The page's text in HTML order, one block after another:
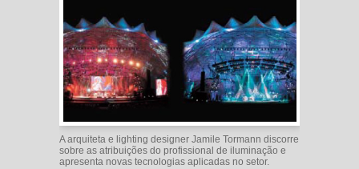
A arquiteta e lighting designer Jamile Tormann discorre
sobre as atribuições do profissional de iluminação e
apresenta novas tecnologias aplicadas no setor.